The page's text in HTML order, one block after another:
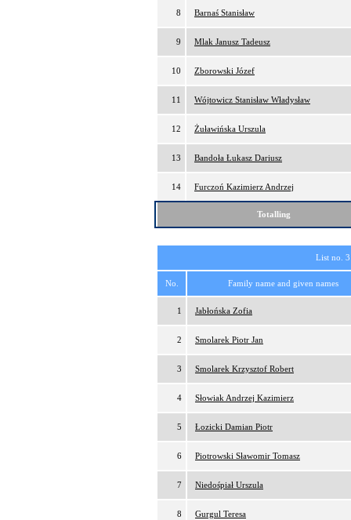
8 Barnaś Stanisław
9 Mlak Janusz Tadeusz
10 Zborowski Józef
11 Wójtowicz Stanisław Władysław
12 Żuławińska Urszula
13 Bandoła Łukasz Dariusz
14 Furczoń Kazimierz Andrzej
Totalling
List no.
No. Family name and given names
1 Jabłońska Zofia
2 Smolarek Piotr Jan
3 Smolarek Krzysztof Robert
4 Słowiak Andrzej Kazimierz
5 Łozicki Damian Piotr
6 Piotrowski Sławomir Tomasz
7 Niedośpiał Urszula
8 Gurgul Teresa